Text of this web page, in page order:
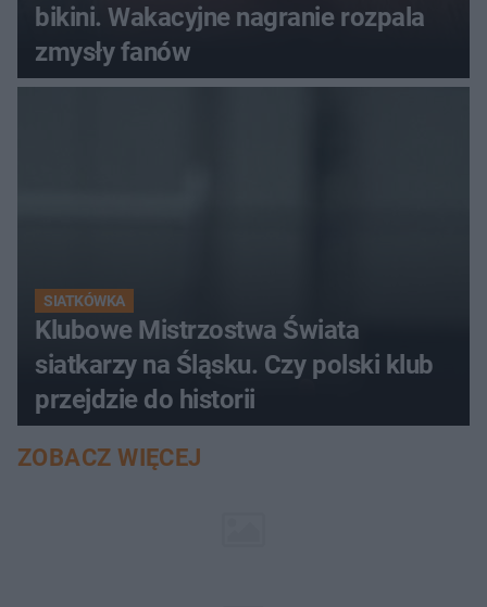
bikini. Wakacyjne nagranie rozpala
zmysły fanów
SIATKÓWKA
Klubowe Mistrzostwa Świata
siatkarzy na Śląsku. Czy polski klub
przejdzie do historii
ZOBACZ WIĘCEJ